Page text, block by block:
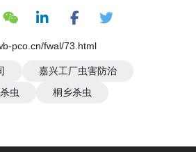
pco.cn/fwal/73.html
嘉兴工厂虫害防治
虫 桐乡杀虫